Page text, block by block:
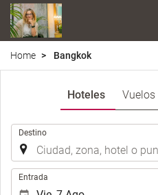
Home Bangkok
Hoteles Vuelos
Destino
Entrada